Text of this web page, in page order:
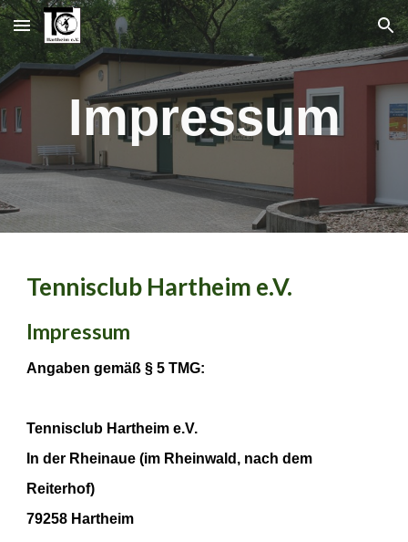
Skip to main content Skip to navigation
Impressum
Tennisclub Hartheim e.V.
Impressum
Angaben gemäß § 5 TMG:
Tennisclub Hartheim e.V.
In der Rheinaue (im Rheinwald, nach dem
Reiterhof)
79258 Hartheim